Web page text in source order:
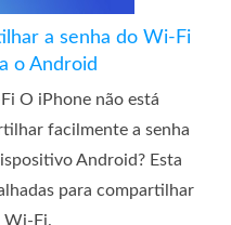
a senha do Wi-Fi
o Android
O iPhone não está
facilmente a senha
Android? Esta
para compartilhar
Wi-Fi.